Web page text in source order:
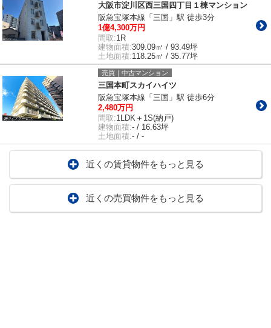
大阪市淀川区西三国四丁目１棟マンション
阪急宝塚本線「三国」駅 徒歩3分
1億4,300万円
間取:1R
建物面積:309.09㎡ / 93.49坪
土地面積:118.25㎡ / 35.77坪
売買｜中古マンション
三国本町スカイハイツ
阪急宝塚本線「三国」駅 徒歩6分
2,480万円
間取:1LDK＋1S(納戸)
建物面積:- / 16.63坪
土地面積:- / -
近くの賃貸物件をもっと見る
近くの売買物件をもっと見る